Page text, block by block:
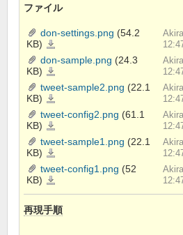
ファイル
don-settings.png (54.2
KB)
don-sample.png (24.3
KB)
tweet-sample2.png (22.1
KB)
tweet-config2.png (61.1
KB)
tweet-sample1.png (22.1
KB)
tweet-config1.png (52
KB)
再現手順